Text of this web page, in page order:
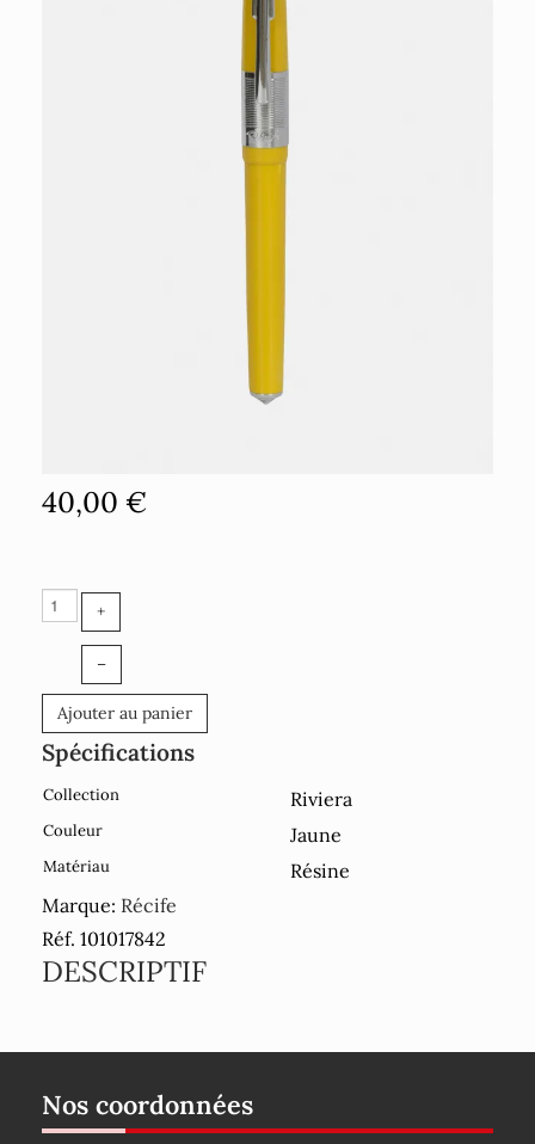
40,00 €
+
–
Ajouter au panier
Spécifications
Collection Riviera
Couleur Jaune
Matériau
Résine
Marque: Récife
Réf. 101017842
DESCRIPTIF
Nos coordonnées